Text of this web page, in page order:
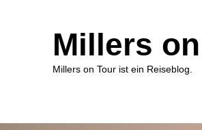
Millers
Millers on Tour ist ein Reiseblog.